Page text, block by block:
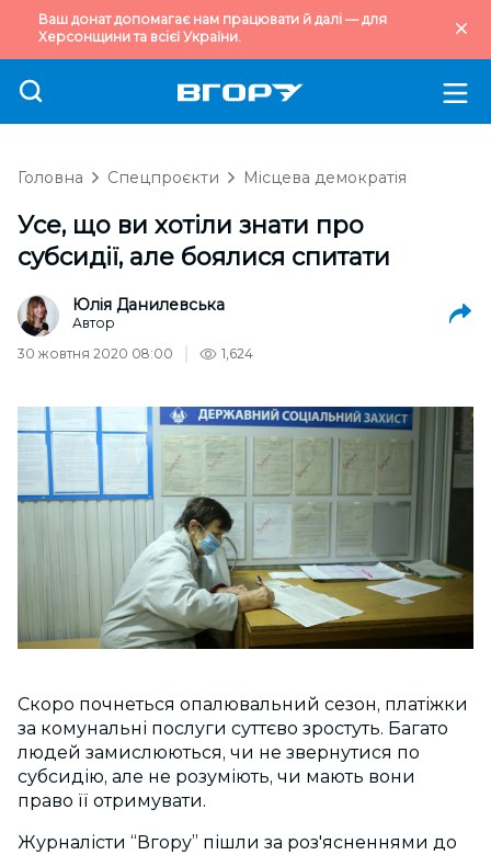
Ваш донат допомагає нам працювати й далі — для
Херсонщини та всієї України.
Головна Спецпроєкти Місцева демократія
Усе, що ви хотіли знати про
субсидії, але боялися спитати
Юлія Данилевська
Автор
30 жовтня 2020 08:00
1,624
Скоро почнеться опалювальний сезон, платіжки
за комунальні послуги суттєво зростуть. Багато
людей замислюються, чи не звернутися по
субсидію, але не розуміють, чи мають вони
право її отримувати.
Журналісти “Вгору” пішли за роз'ясненнями до